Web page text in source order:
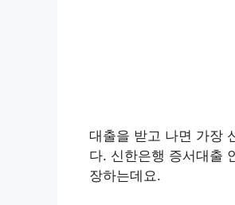
대출을 받고 나면 가장
다. 신한은행 증서대출
장하는데요.